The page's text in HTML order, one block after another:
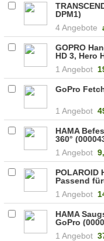
DPM1)
4 Angebote
GOPRO
HD 3, Hero
1 Angebot
GoPro
1 Angebot
HAMA
360°
1 Angebot
POLAROID
Passend
1 Angebot
HAMA
GoPro
1 Angebot